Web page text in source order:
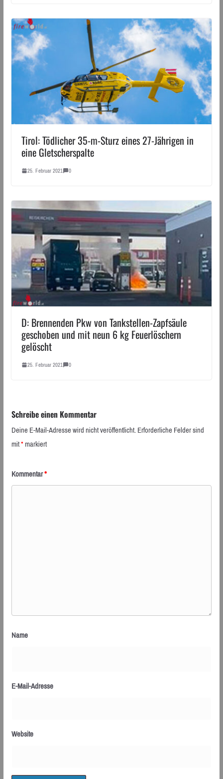
Tirol: Tödlicher 35-m-Sturz eines 27-Jährigen in
eine Gletscherspalte
25. Februar 2021 0
D: Brennenden Pkw von Tankstellen-Zapfsäule
geschoben und mit neun 6 kg Feuerlöschern
gelöscht
25. Februar 2021 0
Schreibe einen Kommentar
Deine E-Mail-Adresse wird nicht veröffentlicht.Erforderliche Felder sind
mit*markiert
Kommentar*
Name
E-Mail-Adresse
Website